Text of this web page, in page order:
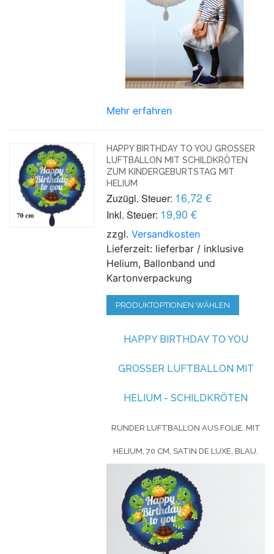
Mehr erfahren
HAPPY BIRTHDAY TO YOU GROSSER L
UFTBALLON MIT SCHILDKRÖTEN Z
UM KINDERGEBURTSTAG MIT H
ELIUM
Zuzügl. Steuer: 16,72 €
Inkl. Steuer: 19,90 €
zzgl.Versandkosten
Lieferzeit: lieferbar / inklusive
Helium, Ballonband und
Kartonverpackung
PRODUKTOPTIONEN WÄHLEN
HAPPY BIRTHDAY TO YOU
GROSSER LUFTBALLON MIT H
ELIUM - SCHILDKRÖTEN
RUNDER LUFTBALLON AUS FOLIE, MIT
HELIUM, 70 CM, SATIN DE LUXE, BLAU.